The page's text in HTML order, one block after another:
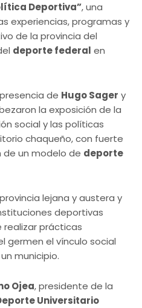
Deportiva”, una
experiencias, programas y
de la provincia del
deporte federal en
de Hugo Sager y
la exposición de la
social y las políticas
chaqueño, con fuerte
de un modelo de deporte
lejana y austera y
deportivas
realizar prácticas
germen el vínculo social
municipio.
Ojea, presidente de la
Universitario